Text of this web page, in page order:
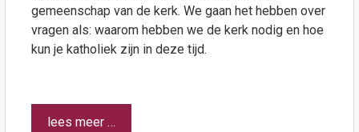
gemeenschap van de kerk. We gaan het hebben over
vragen als: waarom hebben we de kerk nodig en hoe
kun je katholiek zijn in deze tijd.
lees meer …